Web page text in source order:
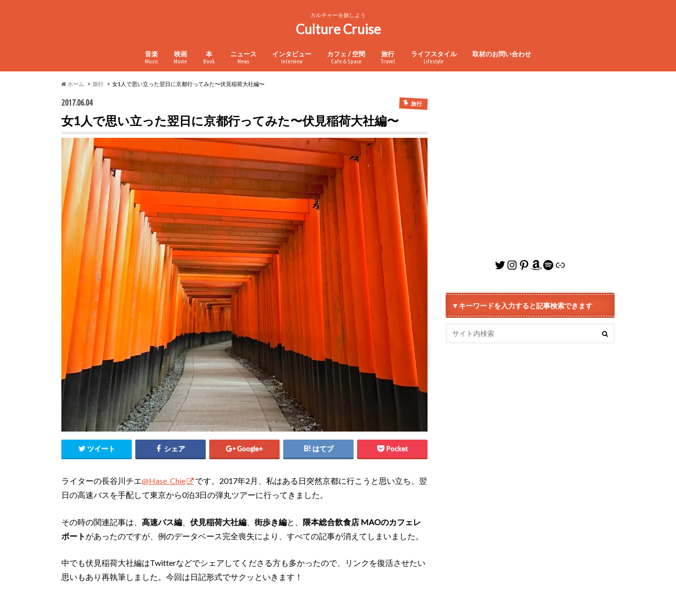
カルチャーを旅しよう
Culture Cruise
音楽
Music
映画
Movie
本
Book
ニュース
News
インタビュー
Interview
カフェ / 空間
Cafe＆Space
旅行
Travel
ライフスタイル
Lifestyle
取材のお問い合わせ
ホーム 旅行 女1人で思い立った翌日に京都行ってみた〜伏見稲荷大社編〜
2017.06.04 旅行
女1人で思い立った翌日に京都行ってみた〜伏見稲荷大社編〜
ツイート シェア Google+ はてブ Pocket
ライターの長谷川チエ@Hase_Chie
です。2017年2月、私はある日突然京都に行こうと思い立ち、翌
日の高速バスを手配して東京から0泊3日の弾丸ツアーに行ってきました。
その時の関連記事は、 高速バス編 伏見稲荷大社編 街歩き編と、 隈本総合飲食店 MAOのカフェレ
ポート があったのですが、例のデータベース完全喪失により、すべての記事が消えてしまいました。
中でも伏見稲荷大社編はTwitterなどでシェアしてくださる方も多かったので、リンクを復活させたい
思いもあり再執筆しました。今回は日記形式でサクッといきます！
Twitter
Instagram
Pinterest
Amazon
Spotify
リンク
▼キーワードを入力すると記事検索できます